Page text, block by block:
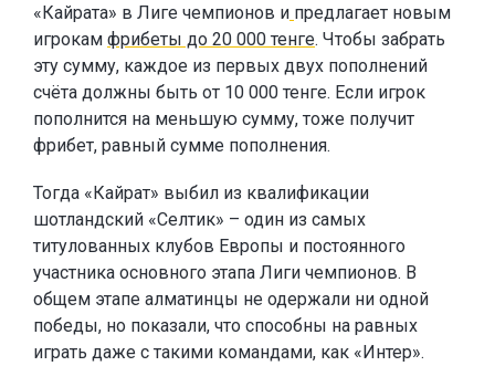
«Кайрата» в Лиге чемпионов и предлагает новым
игрокам фрибеты до 20 000 тенге. Чтобы забрать
эту сумму, каждое из первых двух пополнений
счёта должны быть от 10 000 тенге. Если игрок
пополнится на меньшую сумму, тоже получит
фрибет, равный сумме пополнения.
Тогда «Кайрат» выбил из квалификации
шотландский «Селтик» – один из самых
титулованных клубов Европы и постоянного
участника основного этапа Лиги чемпионов. В
общем этапе алматинцы не одержали ни одной
победы, но показали, что способны на равных
играть даже с такими командами, как «Интер».